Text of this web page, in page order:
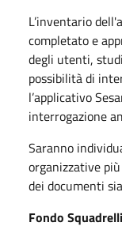
L’inventario
completato e
degli utenti,
possibilità di
l’applicativo
interrogazione
Saranno
organizzative
dei documenti
Fondo Squadrelli